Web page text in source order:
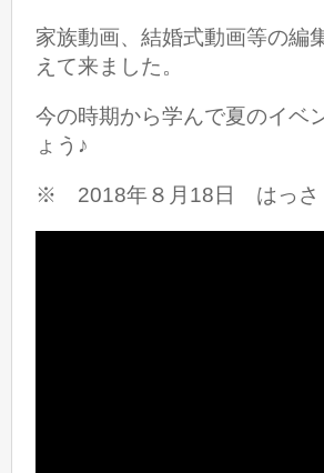
家族動画、結婚式動画等の編
えて来ました。
今の時期から学んで夏のイベ
ょう♪
※ 2018年８月18日 はっさ